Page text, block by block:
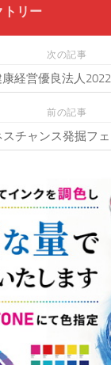
トリー
次の記事
康経営優良法人
前の記事
スチャンス発掘フ